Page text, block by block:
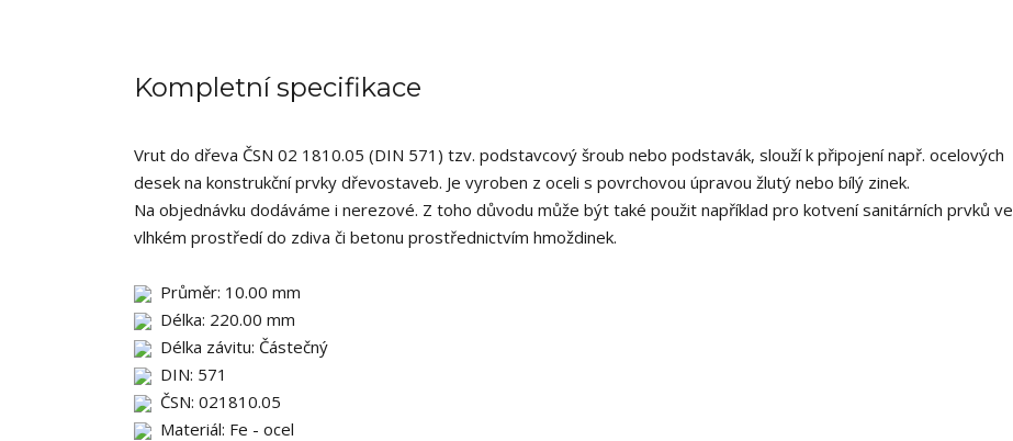
Kompletní specifikace
Vrut do dřeva ČSN 02 1810.05 (DIN 571) tzv. podstavcový šroub nebo podstavák, slouží k připojení např. ocelových
desek na konstrukční prvky dřevostaveb. Je vyroben z oceli s povrchovou úpravou žlutý nebo bílý zinek.
Na objednávku dodáváme i nerezové. Z toho důvodu může být také použit například pro kotvení sanitárních prvků ve
vlhkém prostředí do zdiva či betonu prostřednictvím hmoždinek.
Průměr: 10.00 mm
Délka: 220.00 mm
Délka závitu: Částečný
DIN: 571
ČSN: 021810.05
Materiál: Fe - ocel